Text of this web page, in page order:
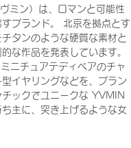
ミン）は、ロマンと可能性
ブランド。 北京を拠点とす
タンのような硬質な素材と
な作品を発表しています。
ニチュアテディベアのチャ
イヤリングなどを、ブラン
チックでユニークな YVMIN
主に、突き上げるような女